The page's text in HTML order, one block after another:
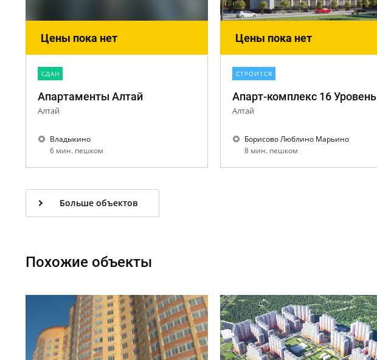
Цены пока нет
CДАН
Апартаменты Алтай
Алтай
Владыкино
6 мин. пешком
Цены пока нет
СТРОИТСЯ
Апарт-комплекс 16 Уровень
Алтай
Борисово Люблино Марьино
8 мин. пешком
Больше объектов
Похожие объекты